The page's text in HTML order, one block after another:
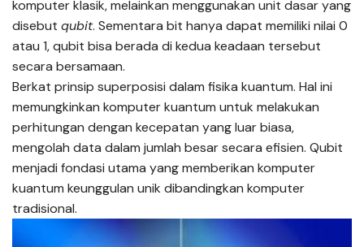
komputer klasik, melainkan menggunakan unit dasar yang
disebut qubit. Sementara bit hanya dapat memiliki nilai 0
atau 1, qubit bisa berada di kedua keadaan tersebut
secara bersamaan.
Berkat prinsip superposisi dalam fisika kuantum. Hal ini
memungkinkan komputer kuantum untuk melakukan
perhitungan dengan kecepatan yang luar biasa,
mengolah data dalam jumlah besar secara efisien. Qubit
menjadi fondasi utama yang memberikan komputer
kuantum keunggulan unik dibandingkan komputer
tradisional.